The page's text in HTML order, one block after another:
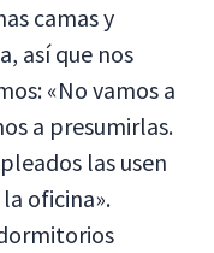
camas y
así que nos
«No vamos a
a presumirlas.
las usen
oficina».